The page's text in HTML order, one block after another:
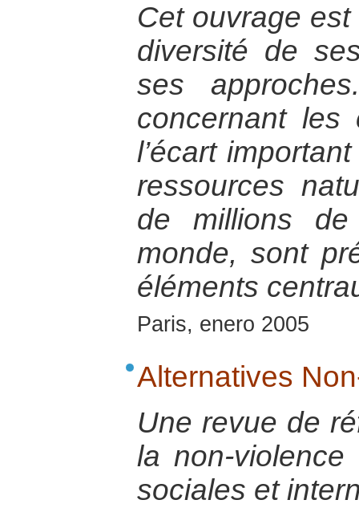
Cet ouvrage
diversité de
ses
concernant les
l’écart
ressources
de millions
monde, sont
éléments
Paris, enero 2005
Alternatives
Une revue de
la non-
sociales et